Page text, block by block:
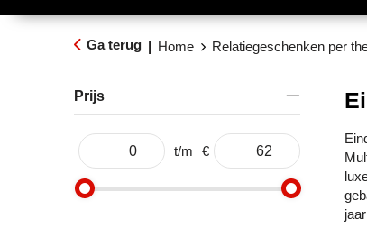
Ga terug | Home Relatiegeschenken per
Prijs
t/m €